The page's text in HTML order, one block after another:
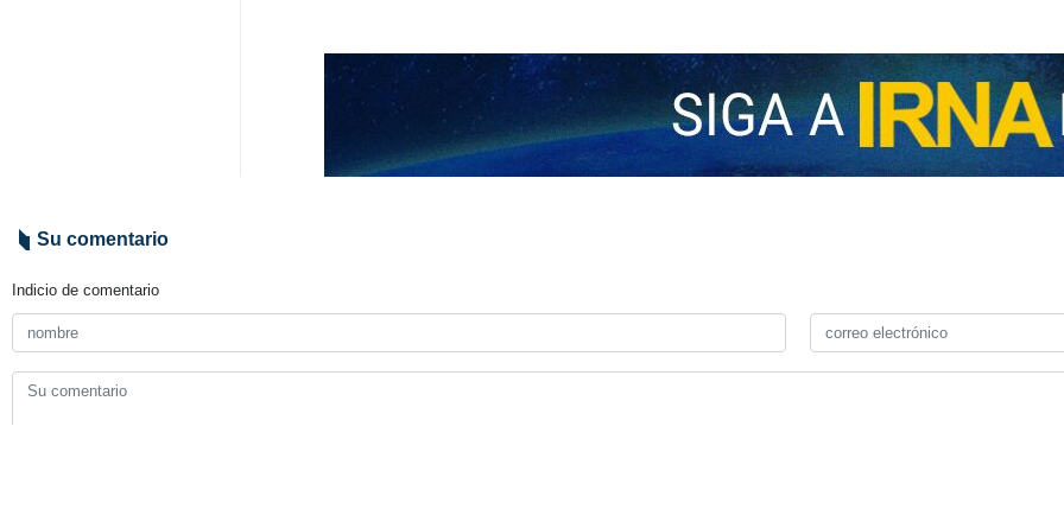
Su comentario
Indicio de comentario